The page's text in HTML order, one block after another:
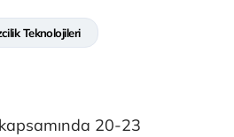
Teknolojileri
20-23